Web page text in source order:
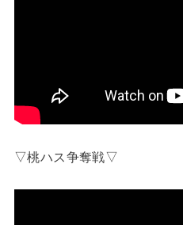
▽桃ハス争奪戦▽